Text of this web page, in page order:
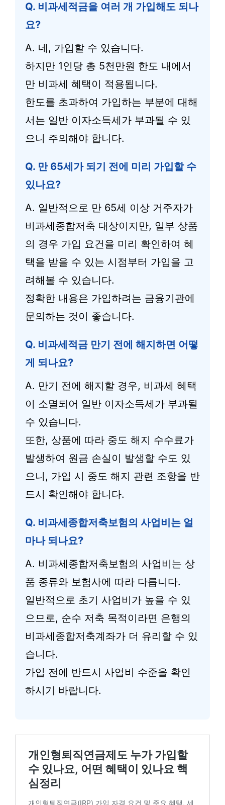
Q. 비과세적금을 여러 개 가입해도 되나
요?
A. 네, 가입할 수 있습니다.
하지만 1인당 총 5천만원 한도 내에서
만 비과세 혜택이 적용됩니다.
한도를 초과하여 가입하는 부분에 대해
서는 일반 이자소득세가 부과될 수 있
으니 주의해야 합니다.
Q. 만 65세가 되기 전에 미리 가입할 수
있나요?
A. 일반적으로 만 65세 이상 거주자가
비과세종합저축 대상이지만, 일부 상품
의 경우 가입 요건을 미리 확인하여 혜
택을 받을 수 있는 시점부터 가입을 고
려해볼 수 있습니다.
정확한 내용은 가입하려는 금융기관에
문의하는 것이 좋습니다.
Q. 비과세적금 만기 전에 해지하면 어떻
게 되나요?
A. 만기 전에 해지할 경우, 비과세 혜택
이 소멸되어 일반 이자소득세가 부과될
수 있습니다.
또한, 상품에 따라 중도 해지 수수료가
발생하여 원금 손실이 발생할 수도 있
으니, 가입 시 중도 해지 관련 조항을 반
드시 확인해야 합니다.
Q. 비과세종합저축보험의 사업비는 얼
마나 되나요?
A. 비과세종합저축보험의 사업비는 상
품 종류와 보험사에 따라 다릅니다.
일반적으로 초기 사업비가 높을 수 있
으므로, 순수 저축 목적이라면 은행의
비과세종합저축계좌가 더 유리할 수 있
습니다.
가입 전에 반드시 사업비 수준을 확인
하시기 바랍니다.